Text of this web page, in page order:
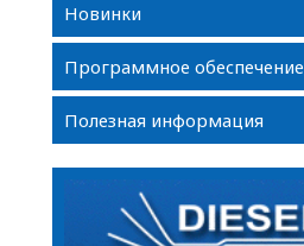
Новинки
Программное обеспечение
Полезная информация